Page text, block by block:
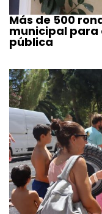
Más de 500
municipal para
pública